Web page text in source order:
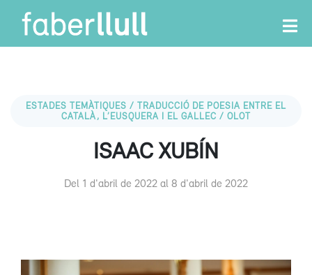
ESTADES TEMÀTIQUES / TRADUCCIÓ DE POESIA ENTRE EL
CATALÀ, L’EUSQUERA I EL GALLEC / OLOT
ISAAC XUBÍN
Del 1 d'abril de 2022 al 8 d'abril de 2022